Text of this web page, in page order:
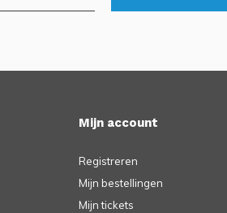
Mijn account
Registreren
Mijn bestellingen
Mijn tickets